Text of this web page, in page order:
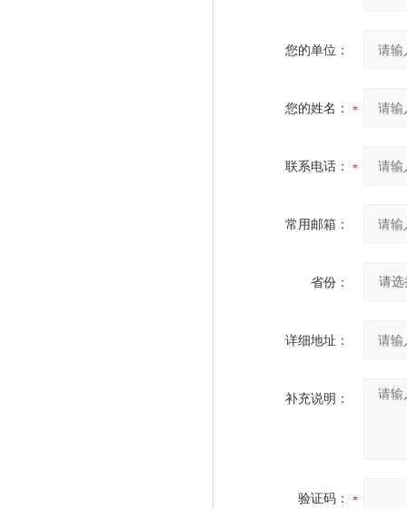
您的单位：
您的姓名：
联系电话：
常用邮箱：
省份：
详细地址：
补充说明：
验证码：